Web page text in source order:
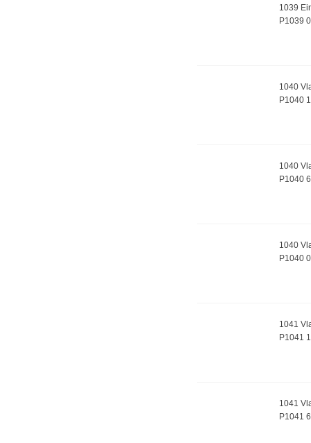
1039
P1039
1040
P1040 1
1040
P1040 6
1040
P1040
1041
P1041 1
1041
P1041 6